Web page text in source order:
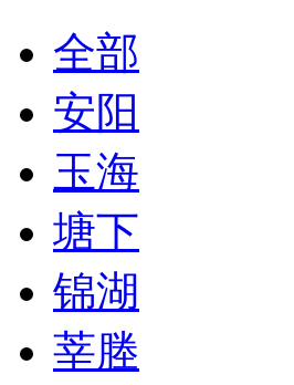
全部
安阳
玉海
塘下
锦湖
莘塍